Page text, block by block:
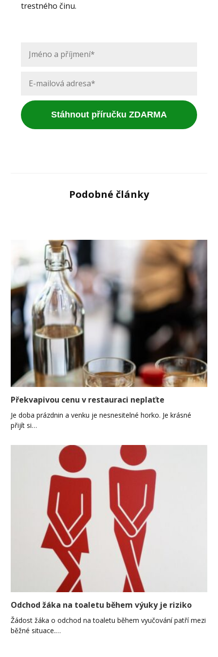
trestného činu.
Stáhnout příručku ZDARMA
Podobné články
Překvapivou cenu v restauraci neplaťte
Je doba prázdnin a venku je nesnesitelné horko. Je krásné
přijít si…
Odchod žáka na toaletu během výuky je riziko
Žádost žáka o odchod na toaletu během vyučování patří mezi
běžné situace.…